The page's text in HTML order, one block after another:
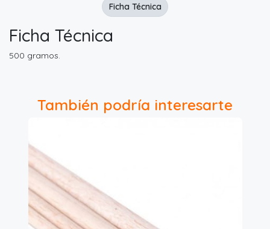
Ficha Técnica
500 gramos.
Ficha Técnica
También podría interesarte